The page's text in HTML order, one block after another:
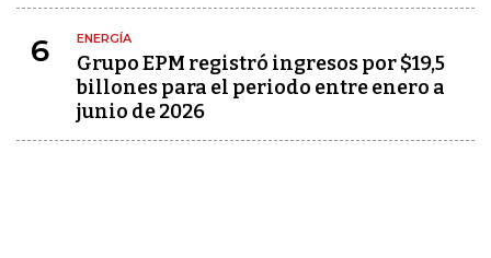
6 ENERGÍA
Grupo EPM registró ingresos por $19,5
billones para el periodo entre enero a
junio de 2026